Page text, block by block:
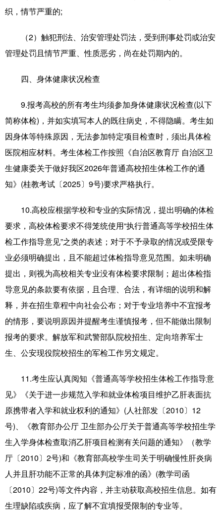
织，情节严重的;
（2）触犯刑法、治安管理处罚法，受到刑事处罚或治安
管理处罚且情节严重、性质恶劣，尚在处罚期内的。
四、身体健康状况检查
9.报考高校的所有考生均须参加身体健康状况检查(以下
简称体检)，并如实填写本人的既往病史，不得隐瞒。考生如
因身体等特殊原因，无法参加特定项目检查时，须出具体检
医院相应材料。考生体检工作按照《自治区教育厅 自治区卫
生健康委关于做好我区2026年普通高校招生体检工作的通
知》(桂教考试〔2025〕9号)要求严格执行。
10.高校应根据学校和专业的实际情况，提出明确的体检
要求，高校体检要求不得笼统使用“执行普通高等学校招生体
检工作指导意见”之类的表述；对于不予录取的情况或受限专
业必须明确提出，且不能超过体检指导意见范围。如未明确
提出，则视为高校相关专业没有体检要求限制；超出体检指
导意见的条款要有依据，且合理、合法，有详细的说明和解
释，并在招生章程中向社会公布；对于专业培养中不宜报考
的情形，要说明原因并提醒考生谨慎报考，但不能做出限制
报考的要求。解放军和武警部队院校招生、定向培养军士
生、公安现役院校招生的军检工作另文规定。
11.考生应认真阅知《普通高等学校招生体检工作指导意
见》《关于进一步规范入学和就业体检项目维护乙肝表面抗
原携带者入学和就业权利的通知》(人社部发〔2010〕12
号)、《教育部办公厅 卫生部办公厅关于普通高等学校招生学
生入学身体检查取消乙肝项目检测有关问题的通知》（教学
厅〔2010〕2号)和《教育部高校学生司关于明确慢性肝炎病
人并且肝功能不正常的具体判定标准的函》(教学司函
〔2010〕22号)等文件内容，并主动获取高校招生信息。如有
生理缺陷或疾病，应了解不宜填报受限制的专业等。